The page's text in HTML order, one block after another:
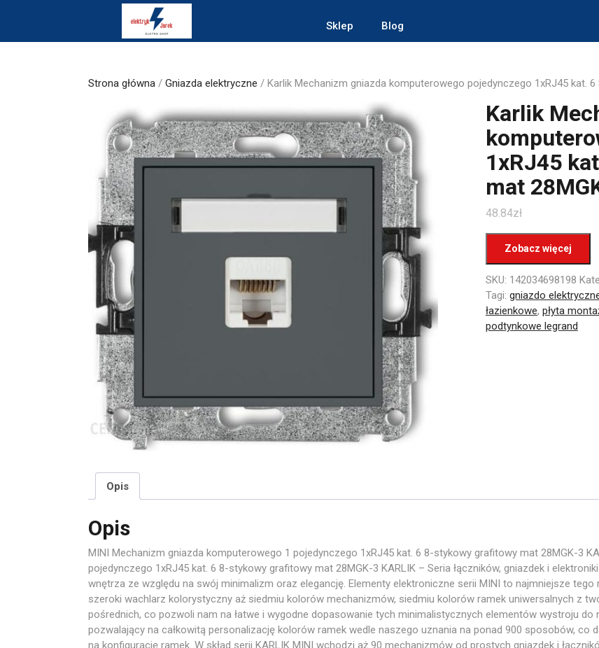
Sklep Blog
Strona główna / Gniazda elektryczne / Karlik Mechanizm gniazda komputerowego pojedynczego 1xRJ45 kat.
Karlik
1xRJ45
mat
48.84zł
Zobacz więcej
SKU: 142034698198
Tagi: gniazdo
łazienkowe, płyta
podtynkowe legrand
Opis
Opis
MINI Mechanizm gniazda komputerowego 1 pojedynczego 1xRJ45 kat. 6 8-stykowy grafitowy mat 28MGK-3
pojedynczego 1xRJ45 kat. 6 8-stykowy grafitowy mat 28MGK-3 KARLIK – Seria łączników, gniazdek i
wnętrza ze względu na swój minimalizm oraz elegancję. Elementy elektroniczne serii MINI to najmniejsze
szeroki wachlarz kolorystyczny aż siedmiu kolorów mechanizmów, siedmiu kolorów ramek uniwersalnych z
pośrednich, co pozwoli nam na łatwe i wygodne dopasowanie tych minimalistycznych elementów wystroju
pozwalający na całkowitą personalizację kolorów ramek wedle naszego uznania na ponad 900 sposobów, co
na konfigurację ramek. W skład serii KARLIK MINI wchodzi aż 90 mechanizmów od prostych gniazdek i